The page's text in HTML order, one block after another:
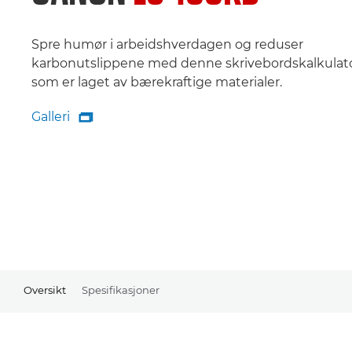
Spre humør i arbeidshverdagen og reduser
karbonutslippene med denne
som er laget av bærekraftige materialer.
Galleri
Galleri

Oversikt Spesifikasjoner